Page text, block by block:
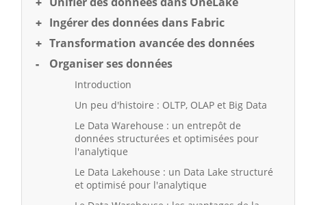
Ingérer des données dans Fabric
Transformation avancée des données
Organiser ses données
Introduction
Un peu d'histoire : OLTP, OLAP et Big Data
Le Data Warehouse : un entrepôt de
données structurées et optimisées pour
l'analytique
Le Data Lakehouse : un Data Lake structuré
et optimisé pour l'analytique